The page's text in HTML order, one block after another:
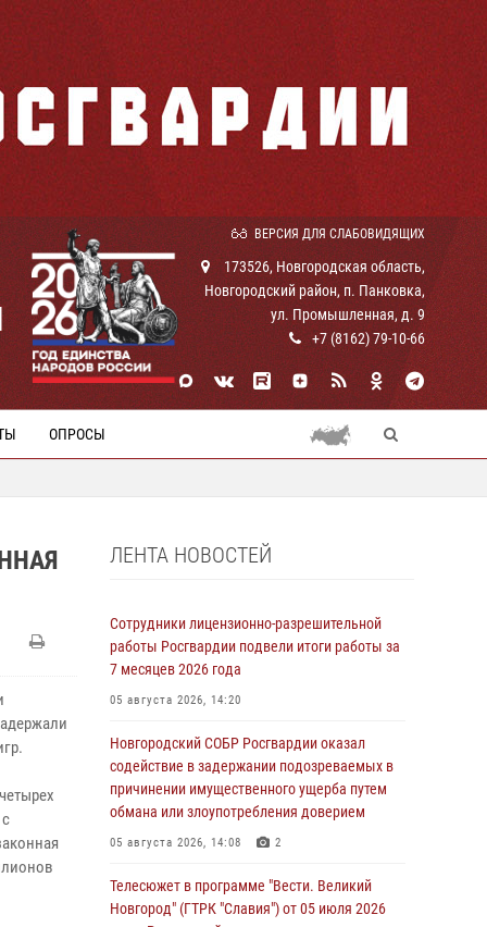
ВЕРСИЯ ДЛЯ СЛАБОВИДЯЩИХ
173526, Новгородская область,
Новгородский район, п. Панковка,
ул. Промышленная, д. 9
+7 (8162) 79-10-66
ОПРОСЫ
ЛЕНТА НОВОСТЕЙ
Сотрудники лицензионно-разрешительной
работы Росгвардии подвели итоги работы за
7 месяцев 2026 года
05 августа 2026, 14:20
Новгородский СОБР Росгвардии оказал
содействие в задержании подозреваемых в
причинении имущественного ущерба путем
обмана или злоупотребления доверием
05 августа 2026, 14:08 2
Телесюжет в программе "Вести. Великий
Новгород" (ГТРК "Славия") от 05 июля 2026